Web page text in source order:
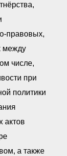
правовых,
между
числе,
при
политики
актов
а также